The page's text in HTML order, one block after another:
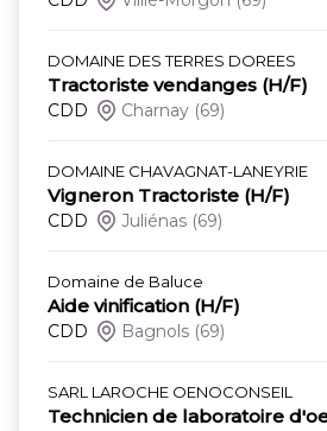
DOMAINE DES TERRES DOREES
Tractoriste vendanges (H/F)
CDD Charnay (69)
DOMAINE CHAVAGNAT-LANEYRIE
Vigneron Tractoriste (H/F)
CDD Juliénas (69)
Domaine de Baluce
Aide vinification (H/F)
CDD Bagnols (69)
SARL LAROCHE OENOCONSEIL
Technicien de laboratoire